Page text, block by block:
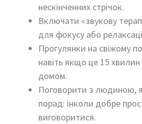
нескінченних стрічок.
Включати «звукову
для фокусу або
Прогулянки на свіжому
навіть якщо це 15 хвилин
домом.
Поговорити з людиною,
порад: інколи добре
виговоритися.